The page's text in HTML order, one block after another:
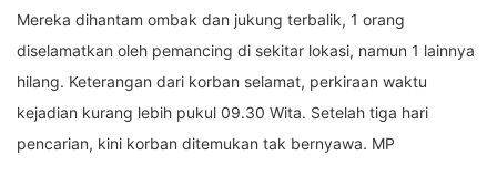
Mereka dihantam ombak dan jukung terbalik, 1 orang
diselamatkan oleh pemancing di sekitar lokasi, namun 1 lainnya
hilang. Keterangan dari korban selamat, perkiraan waktu
kejadian kurang lebih pukul 09.30 Wita. Setelah tiga hari
pencarian, kini korban ditemukan tak bernyawa. MP